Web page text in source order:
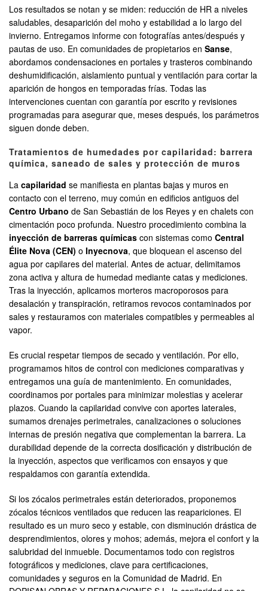
Los resultados se notan y se miden: reducción de HR a niveles
saludables, desaparición del moho y estabilidad a lo largo del
invierno. Entregamos informe con fotografías antes/después y
pautas de uso. En comunidades de propietarios en Sanse,
abordamos condensaciones en portales y trasteros combinando
deshumidificación, aislamiento puntual y ventilación para cortar la
aparición de hongos en temporadas frías. Todas las
intervenciones cuentan con garantía por escrito y revisiones
programadas para asegurar que, meses después, los parámetros
siguen donde deben.
Tratamientos de humedades por capilaridad: barrera
química, saneado de sales y protección de muros
La capilaridad se manifiesta en plantas bajas y muros en
contacto con el terreno, muy común en edificios antiguos del
Centro Urbano de San Sebastián de los Reyes y en chalets con
cimentación poco profunda. Nuestro procedimiento combina la
inyección de barreras químicas con sistemas como Central
Élite Nova (CEN) o Inyecnova, que bloquean el ascenso del
agua por capilares del material. Antes de actuar, delimitamos
zona activa y altura de humedad mediante catas y mediciones.
Tras la inyección, aplicamos morteros macroporosos para
desalación y transpiración, retiramos revocos contaminados por
sales y restauramos con materiales compatibles y permeables al
vapor.
Es crucial respetar tiempos de secado y ventilación. Por ello,
programamos hitos de control con mediciones comparativas y
entregamos una guía de mantenimiento. En comunidades,
coordinamos por portales para minimizar molestias y acelerar
plazos. Cuando la capilaridad convive con aportes laterales,
sumamos drenajes perimetrales, canalizaciones o soluciones
internas de presión negativa que complementan la barrera. La
durabilidad depende de la correcta dosificación y distribución de
la inyección, aspectos que verificamos con ensayos y que
respaldamos con garantía extendida.
Si los zócalos perimetrales están deteriorados, proponemos
zócalos técnicos ventilados que reducen las reapariciones. El
resultado es un muro seco y estable, con disminución drástica de
desprendimientos, olores y mohos; además, mejora el confort y la
salubridad del inmueble. Documentamos todo con registros
fotográficos y mediciones, clave para certificaciones,
comunidades y seguros en la Comunidad de Madrid. En